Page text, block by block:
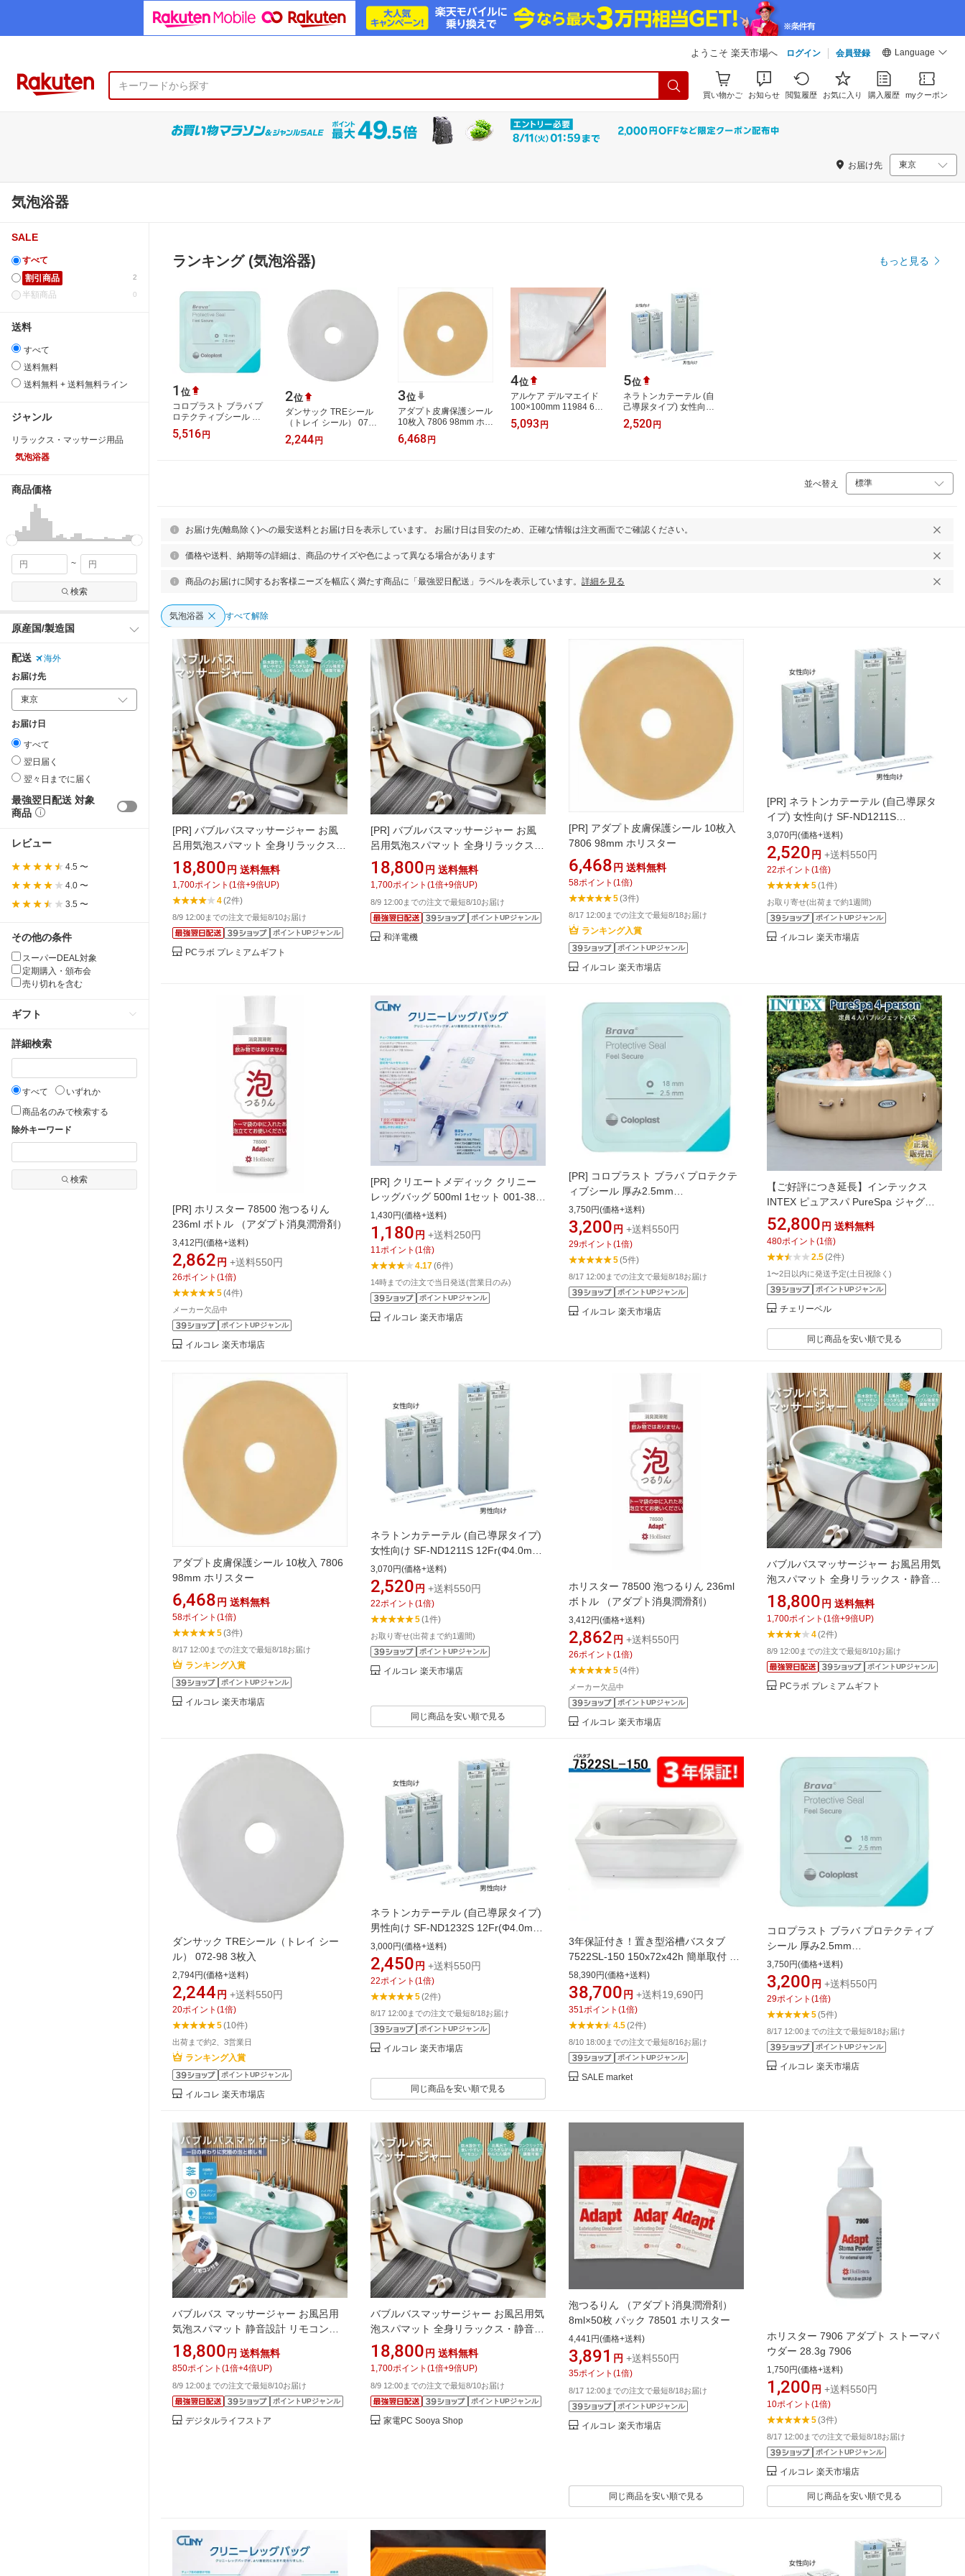
ようこそ 楽天市場へ ログイン 会員登録 Language
買い物かご お知らせ 閲覧履歴 お気に入り 購入履歴 myクーポン
お届け先
気泡浴器
SALE
すべて
2
割引商品
0
半額商品
送料
すべて
送料無料
送料無料 + 送料無料ライン
ジャンル
リラックス・マッサージ用品
気泡浴器
商品価格
~
検索
原産国/製造国
配送
海外
お届け先
お届け日
すべて
翌日届く
翌々日までに届く
最強翌日配送 対象
商品
レビュー
4.5 〜
4.0 〜
3.5 〜
その他の条件
スーパーDEAL対象
定期購入・頒布会
売り切れを含む
ギフト
詳細検索
すべて
いずれか
商品名のみで検索する
除外キーワード
検索
ランキング (気泡浴器) もっと見る
1 位
コロプラスト ブラバ プ
ロテクティブシール 厚
み4.2mm
12045/12047/12049 10
5,516円
2位
ダンサック TREシール
（トレイ シール） 072-
98 3枚入
2,244 円
3位
アダプト皮膚保護シール
10枚入 7806 98mm ホリ
スター
6,468円
4位
アルケア デルマエイド
100×100mm 11984 6号
100枚入
5,093円
5位
ネラトンカテーテル (自
己導尿タイプ) 女性向け
SF-ND1211S
12Fr(Φ4.0mm) テルモ 7-
2,520円
並べ替え
お届け先(離島除く)への最安送料とお届け日を表示しています。 お届け日は目安のため、正確な情報は注文画面でご確認ください。
価格や送料、納期等の詳細は、商品のサイズや色によって異なる場合があります
商品のお届けに関するお客様ニーズを幅広く満たす商品に「最強翌日配送」ラベルを表示しています。 詳細を見る
気泡浴器 すべて解除
[PR] バブルバスマッサージャー お風
呂用気泡スパマット 全身リラックス・
静音設計・リモコン操作・クッション
付き 気泡マッサージで全身リラックス
敬老・癒し
18,800 円 送料無料
1,700ポイント (1倍+9倍UP)
4(2件)
8/9 12:00までの注文で最短8/10お届け
ポイントUPジャンル
PCラボ プレミアムギフト
[PR] バブルバスマッサージャー お風
呂用気泡スパマット 全身リラックス・
静音設計・リモコン操作・クッション
付き 気泡マッサージで全身リラックス
敬老・癒し
18,800 円 送料無料
1,700ポイント (1倍+9倍UP)
8/9 12:00までの注文で最短8/10お届け
ポイントUPジャンル
和洋電機
[PR] アダプト皮膚保護シール 10枚入
7806 98mm ホリスター
6,468 円 送料無料
58ポイント (1倍)
5(3件)
8/17 12:00までの注文で最短8/18お届け
ランキング入賞
ポイントUPジャンル
イルコレ 楽天市場店
[PR] ネラトンカテーテル (自己導尿タ
イプ) 女性向け SF-ND1211S
12Fr(Φ4.0mm) テルモ 7-4616-03
3,070円(価格+送料)
2,520 円 +送料550円
22ポイント (1倍)
5(1件)
お取り寄せ(出荷まで約1週間)
ポイントUPジャンル
イルコレ 楽天市場店
[PR] ホリスター 78500 泡つるりん
236ml ボトル （アダプト消臭潤滑剤）
3,412円(価格+送料)
2,862 円 +送料550円
26ポイント (1倍)
5(4件)
メーカー欠品中
ポイントUPジャンル
イルコレ 楽天市場店
[PR] クリエートメディック クリニー
レッグバッグ 500ml 1セット 001-380-
0500
1,430円(価格+送料)
1,180 円 +送料250円
11ポイント (1倍)
4.17(6件)
14時までの注文で当日発送(営業日のみ)
ポイントUPジャンル
イルコレ 楽天市場店
[PR] コロプラスト ブラバ プロテクテ
ィブシール 厚み2.5mm
12035/12037/12039 10枚入
3,750円(価格+送料)
3,200 円 +送料550円
29ポイント (1倍)
5(5件)
8/17 12:00までの注文で最短8/18お届け
ポイントUPジャンル
イルコレ 楽天市場店
【ご好評につき延長】インテックス
INTEX ピュアスパ PureSpa ジャグジ
ー 家庭用ジャグジー ジェットバス サ
ウナ の後に プール 屋外 家庭用 ポータ
ブルバスタブ ビニール 折りたたみ
SPA 簡易 気泡風呂 気泡浴 気泡浴器 マ
ッサージ バブルジェット 794リットル
温泉気分
52,800 円 送料無料
480ポイント (1倍)
2.5(2件)
1〜2日以内に発送予定(土日祝除く)
ポイントUPジャンル
チェリーベル
同じ商品を安い順で見る
アダプト皮膚保護シール 10枚入 7806
98mm ホリスター
6,468 円 送料無料
58ポイント (1 倍)
5(3件)
8/17 12:00までの注文で最短8/18お届け
ランキング入賞
ポイントUPジャンル
イルコレ 楽天市場店
ネラトンカテーテル (自己導尿タイプ)
女性向け SF-ND1211S 12Fr(Φ4.0mm)
テルモ 7-4616-03
3,070円(価格+送料)
2,520 円 +送料550円
22ポイント (1倍)
5(1件)
お取り寄せ(出荷まで約1週間)
ポイントUPジャンル
イルコレ 楽天市場店
同じ商品を安い順で見る
ホリスター 78500 泡つるりん 236ml
ボトル （アダプト消臭潤滑剤）
3,412円(価格+送料)
2,862 円 +送料550円
26ポイント (1倍)
5(4件)
メーカー欠品中
ポイントUPジャンル
イルコレ 楽天市場店
バブルバスマッサージャー お風呂用気
泡スパマット 全身リラックス・静音設
計・リモコン操作・クッション付き 気
泡マッサージで全身リラックス 敬老・
癒し
18,800 円 送料無料
1,700ポイント (1倍+9倍UP)
4(2件)
8/9 12:00までの注文で最短8/10お届け
ポイントUPジャンル
PCラボ プレミアムギフト
ダンサック TREシール（トレイ シー
ル） 072-98 3枚入
2,794円(価格+送料)
2,244 円 +送料550円
20ポイント (1倍)
5(10件)
出荷まで約2、3営業日
ランキング入賞
ポイントUPジャンル
イルコレ 楽天市場店
ネラトンカテーテル (自己導尿タイプ)
男性向け SF-ND1232S 12Fr(Φ4.0mm)
テルモ 7-4617-03
3,000円(価格+送料)
2,450 円 +送料550円
22ポイント (1倍)
5(2件)
8/17 12:00までの注文で最短8/18お届け
ポイントUPジャンル
イルコレ 楽天市場店
同じ商品を安い順で見る
3年保証付き！置き型浴槽バスタブ
7522SL-150 150x72x42h 簡単取付 浴
槽専門的ABSプラスチック 低価格 浴
槽 風呂 バスタブ
58,390円(価格+送料)
38,700 円 +送料19,690円
351ポイント (1倍)
4.5(2件)
8/10 18:00までの注文で最短8/16お届け
ポイントUPジャンル
SALE market
コロプラスト ブラバ プロテクティブ
シール 厚み2.5mm
12035/12037/12039 10枚入
3,750円(価格+送料)
3,200 円 +送料550円
29ポイント (1倍)
5(5件)
8/17 12:00までの注文で最短8/18お届け
ポイントUPジャンル
イルコレ 楽天市場店
バブルバス マッサージャー お風呂用
気泡スパマット 静音設計 リモコン操
作 クッション付き 全身リラックス 癒
しグッズ 敬老の日 ギフト 家庭用 スパ
バスタイム リラックスグッズ マッサ
ージ お風呂 快適 健康グッズ
18,800 円 送料無料
850ポイント (1倍+4倍UP)
8/9 12:00までの注文で最短8/10お届け
ポイントUPジャンル
デジタルライフストア
バブルバスマッサージャー お風呂用気
泡スパマット 全身リラックス・静音設
計・リモコン操作・クッション付き 気
泡マッサージで全身リラックス 敬老・
癒し 癒しの気泡スパマット 温泉気
分 家族
18,800 円 送料無料
1,700ポイント (1倍+9倍UP)
8/9 12:00までの注文で最短8/10お届け
ポイントUPジャンル
家電PC Sooya Shop
泡つるりん （アダプト消臭潤滑剤）
8ml×50枚 パック 78501 ホリスター
4,441円(価格+送料)
3,891 円 +送料550円
35ポイント (1倍)
8/17 12:00までの注文で最短8/18お届け
ポイントUPジャンル
イルコレ 楽天市場店
同じ商品を安い順で見る
ホリスター 7906 アダプト ストーマパ
ウダー 28.3g 7906
1,750円(価格+送料)
1,200 円 +送料550円
10ポイント (1倍)
5(3件)
8/17 12:00までの注文で最短8/18お届け
ポイントUPジャンル
イルコレ 楽天市場店
同じ商品を安い順で見る